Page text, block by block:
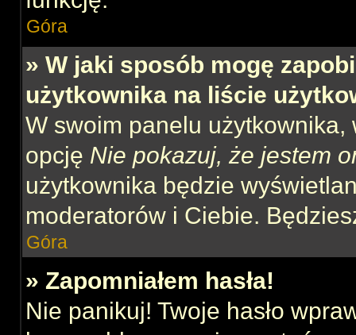
Góra
» W jaki sposób mogę
użytkownika na liście
W swoim panelu użytkownika,
opcję Nie pokazuj, że jestem
użytkownika będzie
moderatorów i Ciebie.
Góra
» Zapomniałem hasła!
Nie panikuj! Twoje hasło